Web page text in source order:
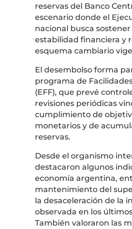
reservas del Banco
escenario donde el
nacional busca sostener
estabilidad financiera y
esquema cambiario
El desembolso forma
programa de
(EFF), que prevé
revisiones periódicas
cumplimiento de
monetarios y de
reservas.
Desde el organismo
destacaron algunos
economía argentina,
mantenimiento del
la desaceleración de la
observada en los
También valoraron las